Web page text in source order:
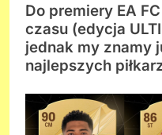
Do premiery EA
czasu (edycja
jednak my znamy
najlepszych